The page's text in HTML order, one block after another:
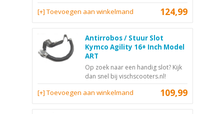
124,99
[+] Toevoegen aan winkelmand
Antirrobos / Stuur Slot
Kymco Agility 16+ Inch Model
ART
Op zoek naar een handig slot? Kijk
dan snel bij vischscooters.nl!
109,99
[+] Toevoegen aan winkelmand